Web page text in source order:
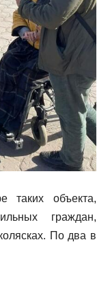
таких объекта,
граждан,
По два в